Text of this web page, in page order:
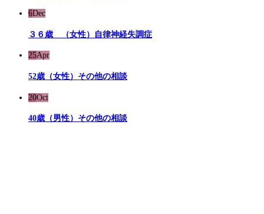
6Dec
３６歳 （女性）自律神経失調症
25Apr
52歳（女性）その他の相談
20Oct
40歳（男性）その他の相談